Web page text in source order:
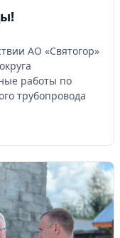
АО «Святогор»
работы по
трубопровода